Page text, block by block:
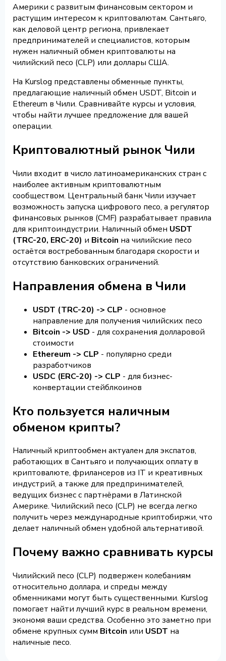
Америки с развитым финансовым сектором и
растущим интересом к криптовалютам. Сантьяго,
как деловой центр региона, привлекает
предпринимателей и специалистов, которым
нужен наличный обмен криптовалюты на
чилийский песо (CLP) или доллары США.
На Kurslog представлены обменные пункты,
предлагающие наличный обмен USDT, Bitcoin и
Ethereum в Чили. Сравнивайте курсы и условия,
чтобы найти лучшее предложение для вашей
операции.
Криптовалютный рынок Чили
Чили входит в число латиноамериканских стран с
наиболее активным криптовалютным
сообществом. Центральный банк Чили изучает
возможность запуска цифрового песо, а регулятор
финансовых рынков (CMF) разрабатывает правила
для криптоиндустрии. Наличный обмен USDT
(TRC-20, ERC-20) и Bitcoin на чилийские песо
остаётся востребованным благодаря скорости и
отсутствию банковских ограничений.
Направления обмена в Чили
USDT (TRC-20) -> CLP - основное
направление для получения чилийских песо
Bitcoin -> USD - для сохранения долларовой
стоимости
Ethereum -> CLP - популярно среди
разработчиков
USDC (ERC-20) -> CLP - для бизнес-
конвертации стейблкоинов
Кто пользуется наличным
обменом крипты?
Наличный криптообмен актуален для экспатов,
работающих в Сантьяго и получающих оплату в
криптовалюте, фрилансеров из IT и креативных
индустрий, а также для предпринимателей,
ведущих бизнес с партнёрами в Латинской
Америке. Чилийский песо (CLP) не всегда легко
получить через международные криптобиржи, что
делает наличный обмен удобной альтернативой.
Почему важно сравнивать курсы
Чилийский песо (CLP) подвержен колебаниям
относительно доллара, и спреды между
обменниками могут быть существенными. Kurslog
помогает найти лучший курс в реальном времени,
экономя ваши средства. Особенно это заметно при
обмене крупных сумм Bitcoin или USDT на
наличные песо.